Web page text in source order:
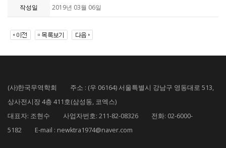
작성일 2019년 03월 06일
(사)한국무역학회 주소 : (우 06164) 서울특별시 강남구 영동대로 513,
상사전시장 4층 411호(삼성동, 코엑스)
대표자: 조현수 사업자번호: 211-82-08326 전화: 02-6000-
5182 E-mail : newktra1974@naver.com